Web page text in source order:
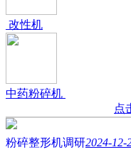
改性机
中药粉碎机
点
粉碎整形机调研2024-12-